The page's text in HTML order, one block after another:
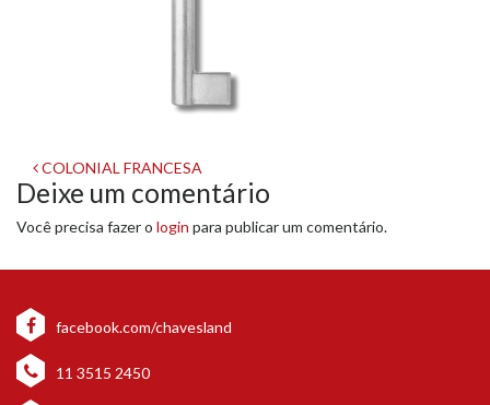
Navegação
de
post
COLONIAL FRANCESA
Deixe um comentário
Você precisa fazer o login para publicar um comentário.
facebook.com/chavesland
11 3515 2450